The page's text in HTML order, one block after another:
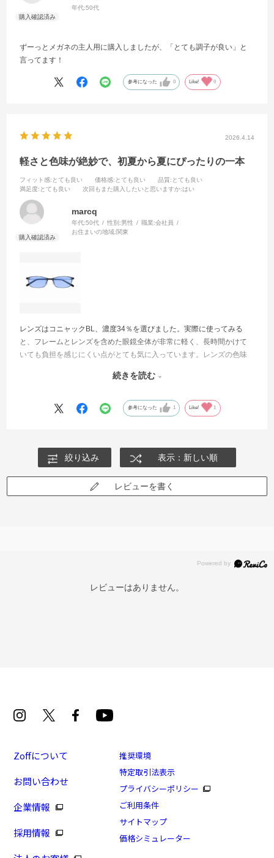
[Begin特集商品]軽くてしなやかな Zoff SMART
商品番号：ZJ221064-72E1/フレームカラー：ブルー/単
価：￥12,200
年代:50代
ずーっとメガネの主人用に購入しましたが、「とても調子が良い」と
言ってます！
参考になった 0 Like! 0
2026.4.14
軽さと色味が絶妙で、初夏から夏にぴったりの一本
フィット感:とても良い 価格感:とても良い 品質:とても良い
満足度:とても良い 次回もまた購入したいと思いますか:はい
marcq
年代:50代 性別:男性 職業:会社員
お住まいの地域:関東
レンズはコニャックBL、濃度34％を選びました。実際に使ってみる
と、フレームとレンズを含めた眼鏡全体が非常に軽く、長時間かけて
いても負担を感じにくい点がとても気に入っています。レンズの色味
落ち着いたカラーですが、重たく見えないため、これからの初夏から
のバランスがよく、全体として非常に満足しています。
続きを読む
参考になった 1 Like! 1
絞り込み 表示：新しい順
レビューを書く
レビューはありません。
Zoffについて
お問い合わせ
企業情報
採用情報
推奨環境
特定取引法表示
プライバシーポリシー
ご利用条件
サイトマップ
価格シミュレーター